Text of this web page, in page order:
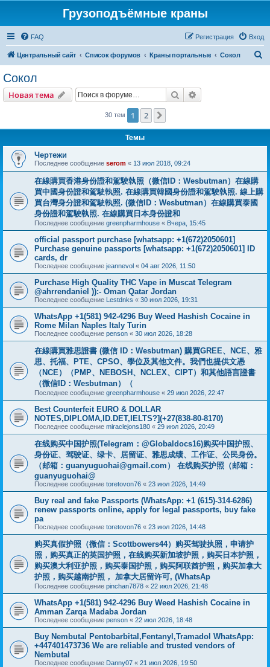
Грузоподъёмные краны
FAQ Вход
Регистрация
Центральный сайт Список форумов Краны портальные Сокол
Сокол
Новая тема Поиск
30 тем 1 2
Темы
Чертежи
Последнее сообщение serom « 13 июл 2018, 09:24
在線購買香港身份證和駕駛執照（微信ID：Wesbutman）在線購
買中國身份證和駕駛執照. 在線購買韓國身份證和駕駛執照. 線上購
買台灣身分證和駕駛執照. (微信ID：Wesbutman）在線購買泰國
身份證和駕駛執照. 在線購買日本身份證和
Последнее сообщение greenpharmhouse « Вчера, 15:45
official passport purchase [whatsapp: +1(672)2050601]
Purchase genuine passports [whatsapp: +1(672)2050601] ID
cards, dr
Последнее сообщение jeannevol « 04 авг 2026, 11:50
Purchase High Quality THC Vape in Muscat Telegram
@ahrrendaniel )):- Oman Qatar Jordan
Последнее сообщение Lestdnks « 30 июл 2026, 19:31
WhatsApp +1(581) 942-4296 Buy Weed Hashish Cocaine in
Rome Milan Naples Italy Turin
Последнее сообщение penson « 30 июл 2026, 18:28
在線購買雅思證書 (微信 ID：Wesbutman) 購買GREE、NCE、雅
思、托福、PTE、CPSO、學位及其他文件。我們也提供文憑
（NCE）（PMP、NEBOSH、NCLEX、CIPT）和其他語言證書
（微信ID：Wesbutman）（
Последнее сообщение greenpharmhouse « 29 июл 2026, 22:47
Best Counterfeit EURO & DOLLAR
NOTES,DIPLOMA,ID.DET,IELTS?](+27(838-80-8170)
Последнее сообщение miraclejons180 « 29 июл 2026, 20:49
在线购买中国护照(Telegram：@Globaldocs16)购买中国护照、
身份证、驾驶证、绿卡、居留证、雅思成绩、工作证、公民身份。
（邮箱： guanyuguohai@gmail.com ） 在线购买护照（邮箱：
guanyuguohai@
Последнее сообщение toretovon76 « 23 июл 2026, 14:49
Buy real and fake Passports (WhatsApp: +1 (615)-314-6286)
renew passports online, apply for legal passports, buy fake
pa
Последнее сообщение toretovon76 « 23 июл 2026, 14:48
购买真假护照（微信：Scottbowers44）购买驾驶执照，申请护
照，购买真正的英国护照，在线购买新加坡护照，购买日本护照，
购买澳大利亚护照，购买泰国护照，购买阿联酋护照，购买加拿大
护照，购买越南护照， 加拿大居留许可, (WhatsAp
Последнее сообщение pinchan7878 « 22 июл 2026, 21:48
WhatsApp +1(581) 942-4296 Buy Weed Hashish Cocaine in
Amman Zarqa Madaba Jordan
Последнее сообщение penson « 22 июл 2026, 18:48
Buy Nembutal Pentobarbital,Fentanyl,Tramadol WhatsApp:
+447401473736 We are reliable and trusted vendors of
Nembutal
Последнее сообщение Danny07 « 21 июл 2026, 19:50